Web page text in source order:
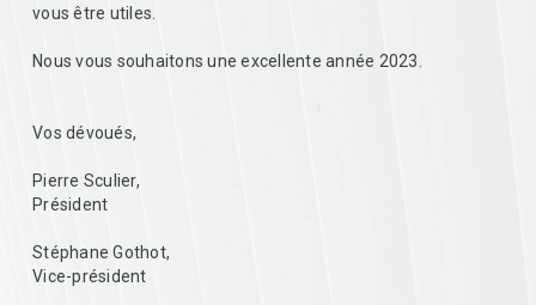
vous être utiles.
Nous vous souhaitons une excellente année 2023.
Vos dévoués,
Pierre Sculier,
Président
Stéphane Gothot,
Vice-président